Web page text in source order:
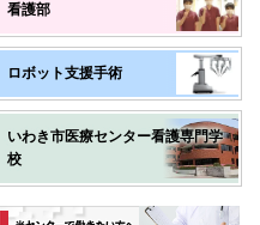
看護部
ロボット支援手術
いわき市医療センター看護専門学
校